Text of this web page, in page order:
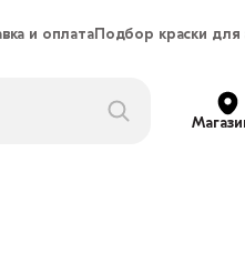
и оплатаПодбор краски для